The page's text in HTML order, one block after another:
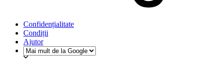
Confidențialitate
Condiții
Ajutor